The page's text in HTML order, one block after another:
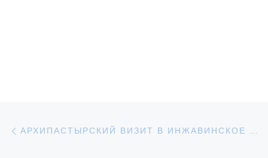
Навигация по записям